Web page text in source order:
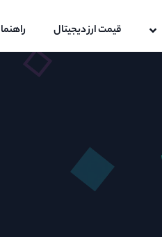
قیمت ارز دیجیتال راهنما